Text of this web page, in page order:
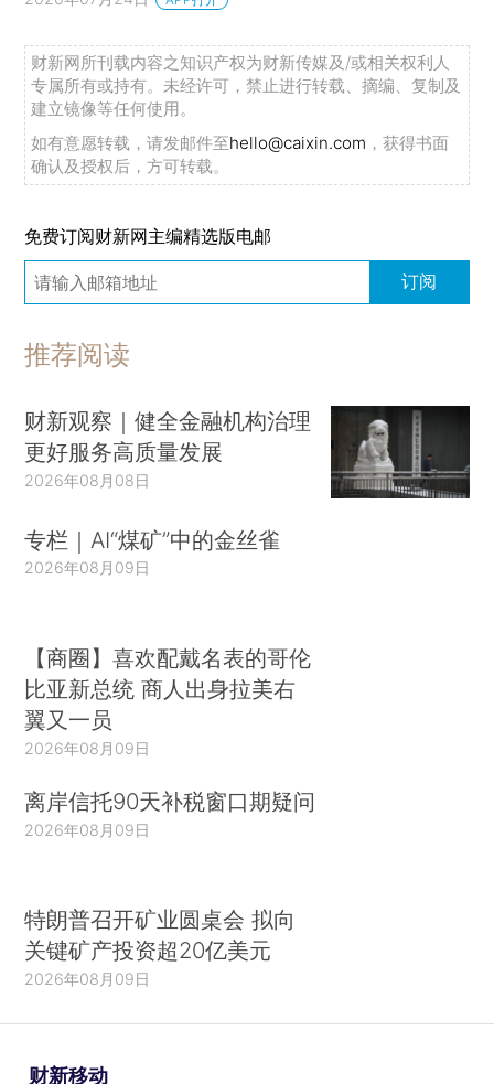
财新网所刊载内容之知识产权为财新传媒及/或相关权利人
专属所有或持有。未经许可，禁止进行转载、摘编、复制及
建立镜像等任何使用。
如有意愿转载，请发邮件至hello@caixin.com ，获得书面
确认及授权后，方可转载。
免费订阅财新网主编精选版电邮
订阅
推荐阅读
财新观察｜健全金融机构治理
更好服务高质量发展
2026年08月08日
专栏｜AI“煤矿”中的金丝雀
2026年08月09日
【商圈】喜欢配戴名表的哥伦
比亚新总统 商人出身拉美右
翼又一员
2026年08月09日
离岸信托90天补税窗口期疑问
2026年08月09日
特朗普召开矿业圆桌会 拟向
关键矿产投资超20亿美元
2026年08月09日
财新移动